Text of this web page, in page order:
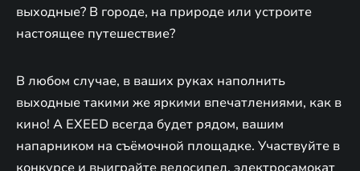
выходные? В городе, на природе или устроите
настоящее путешествие?
В любом случае, в ваших руках наполнить
выходные такими же яркими впечатлениями, как в
кино! А EXEED всегда будет рядом, вашим
напарником на съёмочной площадке. Участвуйте в